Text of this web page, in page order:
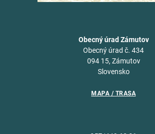
Obecný úrad Zámutov
Obecný úrad č. 434
094 15, Zámutov
Slovensko
MAPA / TRASA